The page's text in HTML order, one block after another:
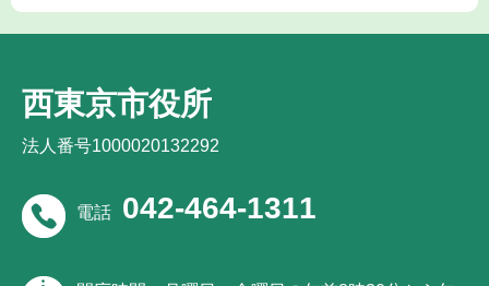
西東京市役所
法人番号1000020132292
電話 042-464-1311